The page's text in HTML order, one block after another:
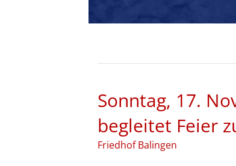
Sonntag, 17.
begleitet Feier
Friedhof Balingen